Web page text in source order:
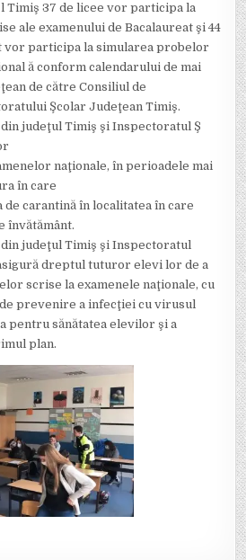
Timiş 37 de licee vor participa la
ale examenului de Bacalaureat şi 44
vor participa la simularea probelor
ă conform calendarului de mai
de către Consiliul de
Şcolar Judeţean Timiş.
judeţul Timiş şi Inspectoratul Ş
naţionale, în perioadele mai
în care
de carantină în localitatea în care
învătământ.
judeţul Timiş şi Inspectoratul
dreptul tuturor elevi lor de a
scrise la examenele naţionale, cu
prevenire a infecţiei cu virusul
pentru sănătatea elevilor şi a
plan.